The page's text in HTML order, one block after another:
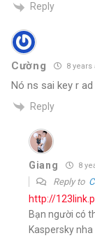
Reply
Cường 8 years
Nó ns sai key r ad
Reply
Giang 8
Reply to
http://
Bạn người có
Kaspersky nha